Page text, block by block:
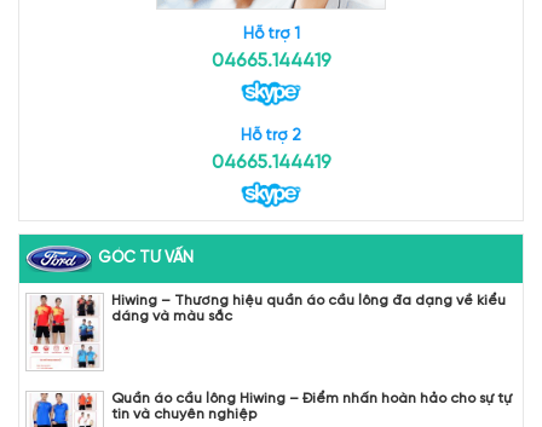
Hỗ trợ 1
04665.144419
Hỗ trợ 2
04665.144419
GÓC TƯ VẤN
Hiwing – Thương hiệu quần áo cầu lông đa dạng về kiểu
dáng và màu sắc
Quần áo cầu lông Hiwing – Điểm nhấn hoàn hảo cho sự tự
tin và chuyên nghiệp